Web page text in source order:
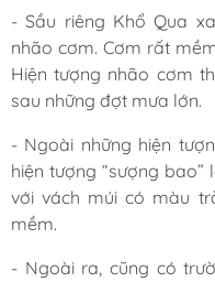
- Sầu riêng Khổ Qua
nhão cơm. Cơm rất
Hiện tượng nhão cơm
sau những đợt mưa lớn.
- Ngoài những hiện
hiện tượng “sượng
với vách múi có màu
mềm.
- Ngoài ra, cũng có